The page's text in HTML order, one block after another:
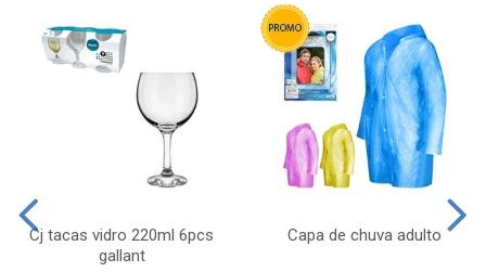
Cj tacas vidro 220ml 6pcs
gallant
Capa de chuva adulto